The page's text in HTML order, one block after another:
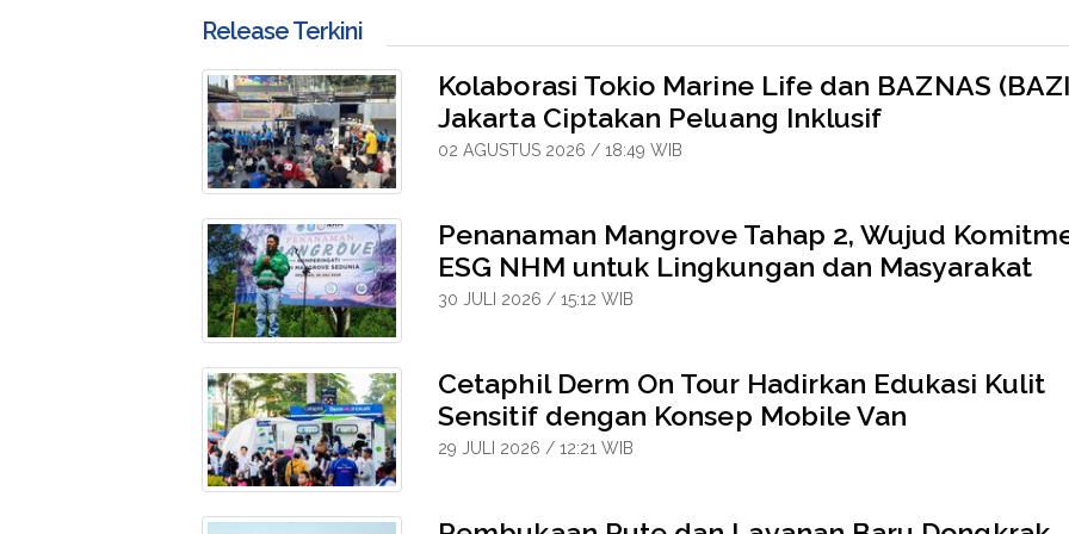
Release Terkini
Kolaborasi Tokio Marine Life dan BAZNAS
Jakarta Ciptakan Peluang Inklusif
02 AGUSTUS 2026 / 18:49 WIB
Penanaman Mangrove Tahap 2, Wujud
ESG NHM untuk Lingkungan dan Masyarakat
30 JULI 2026 / 15:12 WIB
Cetaphil Derm On Tour Hadirkan Edukasi Kulit
Sensitif dengan Konsep Mobile Van
29 JULI 2026 / 12:21 WIB